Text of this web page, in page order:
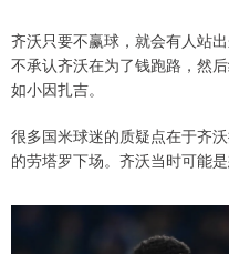
齐沃只要不赢球，就会有人站
不承认齐沃在为了钱跑路，然
如小因扎吉。
很多国米球迷的质疑点在于齐
的劳塔罗下场。齐沃当时可能